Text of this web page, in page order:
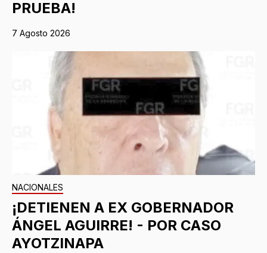
PRUEBA!
7 Agosto 2026
NACIONALES
¡DETIENEN A EX GOBERNADOR
ÁNGEL AGUIRRE! - POR CASO
AYOTZINAPA